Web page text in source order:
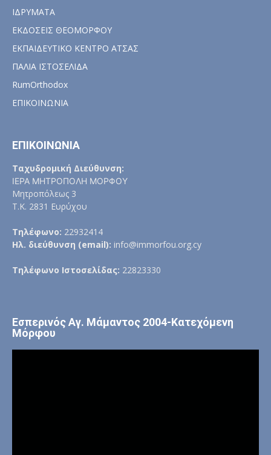
ΙΔΡΥΜΑΤΑ
ΕΚΔΟΣΕΙΣ ΘΕΟΜΟΡΦΟΥ
ΕΚΠΑΙΔΕΥΤΙΚΟ ΚΕΝΤΡΟ ΑΤΣΑΣ
ΠΑΛΙΑ ΙΣΤΟΣΕΛΙΔΑ
RumOrthodox
ΕΠΙΚΟΙΝΩΝΙΑ
ΕΠΙΚΟΙΝΩΝΙΑ
Ταχυδρομική Διεύθυνση:
ΙΕΡΑ ΜΗΤΡΟΠΟΛΗ ΜΟΡΦΟΥ
Μητροπόλεως 3
Τ.Κ. 2831 Ευρύχου
Τηλέφωνο: 22932414
Ηλ. διεύθυνση (email): info@immorfou.org.cy
Τηλέφωνο Ιστοσελίδας: 22823330
Εσπερινός Αγ. Μάμαντος 2004-Κατεχόμενη
Μόρφου